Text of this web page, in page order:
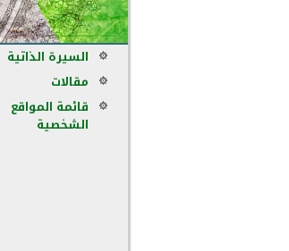
السيرة الذاتية
مقالات
قائمة المواقع
الشخصية